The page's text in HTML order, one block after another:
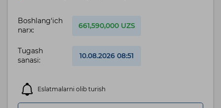
Boshlang‘ich
narx:
661,590,000 UZS
Tugash
sanasi:
10.08.2026 08:51
Eslatmalarni olib turish